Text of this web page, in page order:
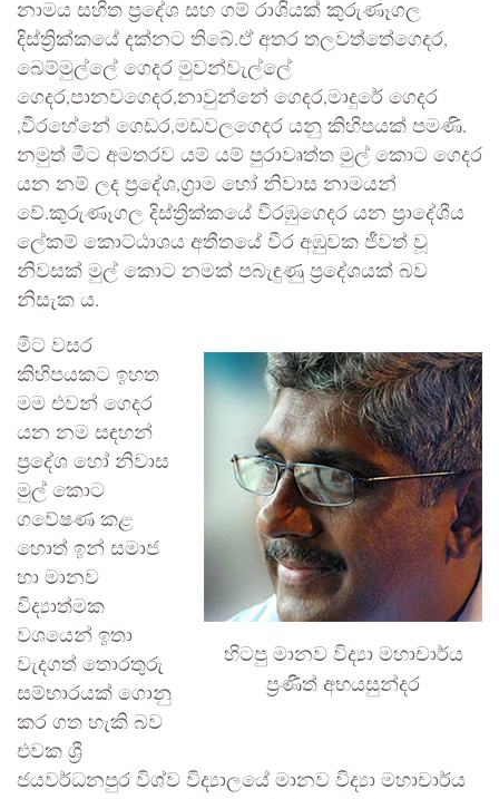
නාමය සහිත ප්‍රදේශ සහ ගම් රාශියක් කුරුණෑගල
දිස්ත්‍රික්කයේ දක්නට තිබේ.ඒ අතර තලවත්තේගෙදර,
බෙම්මුල්ලේ ගෙදර මුවන්වැල්ලේ
ගෙදර,පානවගෙදර,නාවුන්නේ ගෙදර,මාදුරේ ගෙදර
,වීරහේනේ ගෙඩර,මඩවලගෙදර යනු කිහිපයක් පමණි.
නමුත් මීට අමතරව යම් යම් පුරාවෘත්ත මුල් කොට ගෙදර
යන නම් ලද ප්‍රදේශ,ග්‍රාම හෝ නිවාස නාමයන්
වේ.කුරුණෑගල දිස්ත්‍රික්කයේ වීරඹුගෙදර යන ප්‍රාදේශීය
ලේකම් කොට්ඨාශය අතීතයේ වීර අඹුවක ජීවත් වූ
නිවසක් මුල් කොට නමක් පබැඳුණු ප්‍රදේශයක් බව
නිසැක ය.
හිටපු මානව විද්‍යා මහාචාර්ය
ප්‍රණීත් අභයසුන්දර
මීට වසර
කිහිපයකට ඉහත
මම එවන් ගෙදර
යන නම සඳහන්
ප්‍රදේශ හෝ නිවාස
මුල් කොට
ගවේෂණ කළ
හොත් ඉන් සමාජ
හා මානව
විද්‍යාත්මක
වශයෙන් ඉතා
වැදගත් තොරතුරු
සම්භාරයක් ගොනු
කර ගත හැකි බව
එවක ශ්‍රී
ජයවර්ධනපුර විශ්ව විද්‍යාලයේ මානව විද්‍යා මහාචාර්ය